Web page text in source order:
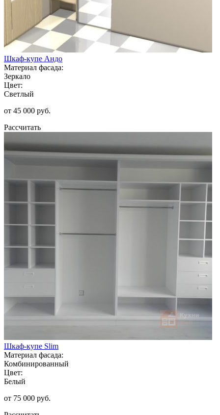
Шкаф-купе Андо
Материал фасада:
Зеркало
Цвет:
Светлый
от 45 000 руб.
Рассчитать
Шкаф-купе Slim
Материал фасада:
Комбинированный
Цвет:
Белый
от 75 000 руб.